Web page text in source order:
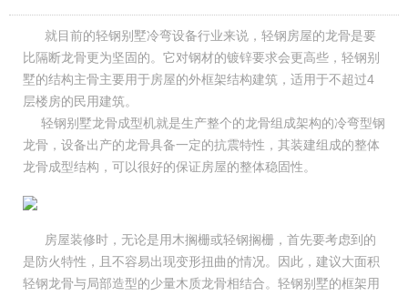
就目前的轻钢别墅冷弯设备行业来说，轻钢房屋的龙骨是要
比隔断龙骨更为坚固的。它对钢材的镀锌要求会更高些，轻钢别
墅的结构主骨主要用于房屋的外框架结构建筑，适用于不超过4
层楼房的民用建筑。
轻钢别墅龙骨成型机就是生产整个的龙骨组成架构的冷弯型钢
龙骨，设备出产的龙骨具备一定的抗震特性，其装建组成的整体
龙骨成型结构，可以很好的保证房屋的整体稳固性。
房屋装修时，无论是用木搁栅或轻钢搁栅，首先要考虑到的
是防火特性，且不容易出现变形扭曲的情况。因此，建议大面积
轻钢龙骨与局部造型的少量木质龙骨相结合。轻钢别墅的框架用